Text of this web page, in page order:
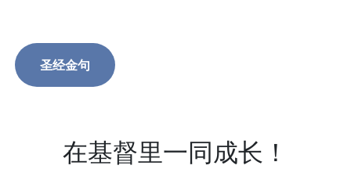
圣经金句
在基督里一同成长！